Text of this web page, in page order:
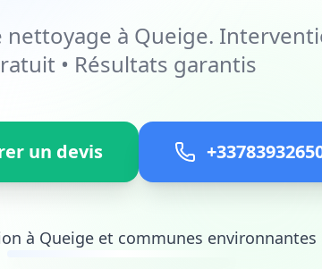
à Queige.
• Résultats garantis
un devis
à Queige et communes environnantes